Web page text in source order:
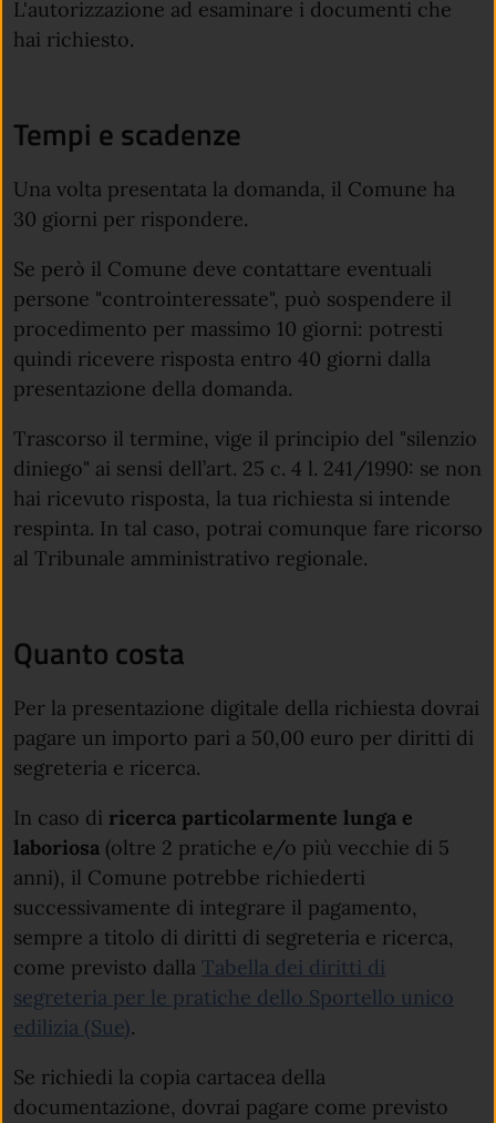
L'autorizzazione ad esaminare i documenti che
hai richiesto.
Tempi e scadenze
Una volta presentata la domanda, il Comune ha
30 giorni per rispondere.
Se però il Comune deve contattare eventuali
persone "controinteressate", può sospendere il
procedimento per massimo 10 giorni: potresti
quindi ricevere risposta entro 40 giorni dalla
presentazione della domanda.
Trascorso il termine, vige il principio del "silenzio
diniego" ai sensi dell’art. 25 c. 4 l. 241/1990: se non
hai ricevuto risposta, la tua richiesta si intende
respinta. In tal caso, potrai comunque fare ricorso
al Tribunale amministrativo regionale.
Quanto costa
Per la presentazione digitale della richiesta dovrai
pagare un importo pari a 50,00 euro per diritti di
segreteria e ricerca.
In caso di ricerca particolarmente lunga e
laboriosa (oltre 2 pratiche e/o più vecchie di 5
anni), il Comune potrebbe richiederti
successivamente di integrare il pagamento,
sempre a titolo di diritti di segreteria e ricerca,
come previsto dalla Tabella dei diritti di
segreteria per le pratiche dello Sportello unico
edilizia (Sue).
Se richiedi la copia cartacea della
documentazione, dovrai pagare come previsto